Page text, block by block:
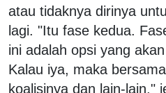
atau tidaknya dirinya
lagi. "Itu fase kedua.
ini adalah opsi yang
Kalau iya, maka
koalisinya dan lain-lain,"